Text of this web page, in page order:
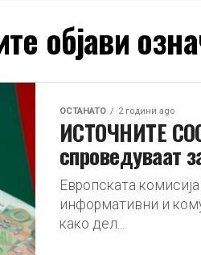
објави
ОСТАНАТО 2 години ago
ИСТОЧНИТЕ
спроведуваат
Европската
информативни и
како дел...